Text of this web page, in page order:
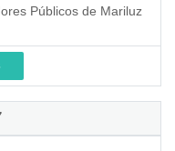
Públicos de Mariluz